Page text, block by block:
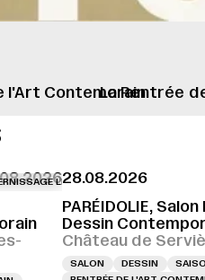
l'Art Contemorain
La Rentrée
LE 28.08.2026 À 16H
28.08.2026
PARÉIDOLIE,
Dessin
Château de
SALON DESSIN